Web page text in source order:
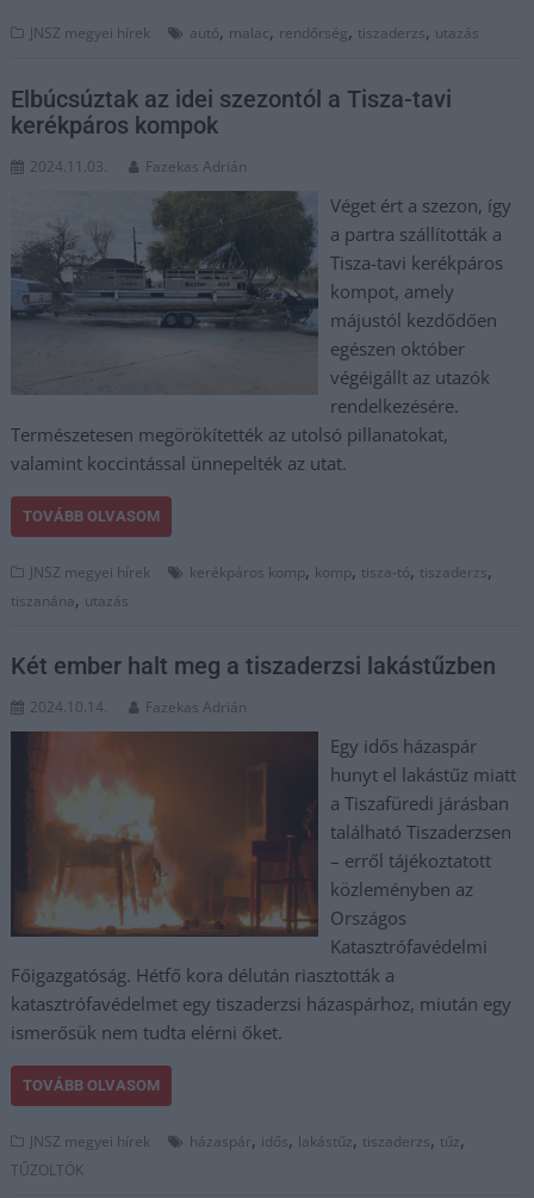
JNSZ megyei hírek autó, malac, rendőrség, tiszaderzs, utazás
Elbúcsúztak az idei szezontól a Tisza-tavi
kerékpáros kompok
2024.11.03. Fazekas Adrián
Véget ért a szezon, így
a partra szállították a
Tisza-tavi kerékpáros
kompot, amely
májustól kezdődően
egészen október
végéigállt az utazók
rendelkezésére.
Természetesen megörökítették az utolsó pillanatokat,
valamint koccintással ünnepelték az utat.
TOVÁBB OLVASOM
JNSZ megyei hírek kerékpáros komp, komp, tisza-tó, tiszaderzs,
tiszanána, utazás
Két ember halt meg a tiszaderzsi lakástűzben
2024.10.14. Fazekas Adrián
Egy idős házaspár
hunyt el lakástűz miatt
a Tiszafüredi járásban
található Tiszaderzsen
– erről tájékoztatott
közleményben az
Országos
Katasztrófavédelmi
Főigazgatóság. Hétfő kora délután riasztották a
katasztrófavédelmet egy tiszaderzsi házaspárhoz, miután egy
ismerősük nem tudta elérni őket.
TOVÁBB OLVASOM
JNSZ megyei hírek házaspár, idős, lakástűz, tiszaderzs, tűz,
TŰZOLTÓK